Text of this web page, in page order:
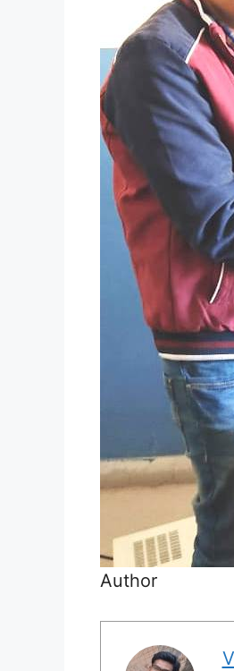
Author